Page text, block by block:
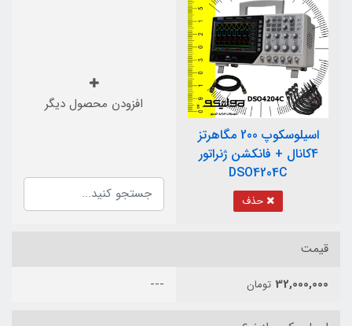
اسیلوسکوپ 200 مگاهرتز
4کانال + فانکشن ژنراتور
DSO4204C
حذف
افزودن محصول دیگر
قیمت
32,000,000 تومان ---